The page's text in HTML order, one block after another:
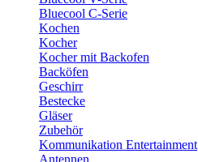
Bluecool C-Serie
Kochen
Kocher
Kocher mit Backofen
Backöfen
Geschirr
Bestecke
Gläser
Zubehör
Kommunikation Entertainment
Antennen